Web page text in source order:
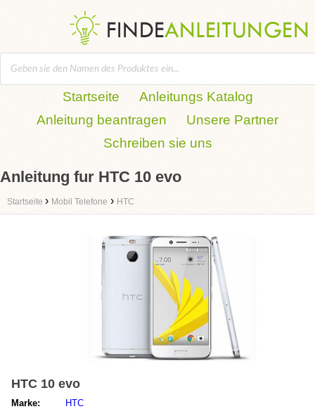
Startseite
Anleitungs Katalog
Anleitung beantragen
Unsere Partner
Schreiben sie uns
Anleitung fur HTC 10 evo‎
Startseite › Mobil Telefone › HTC
HTC 10 evo‎
Marke:
HTC